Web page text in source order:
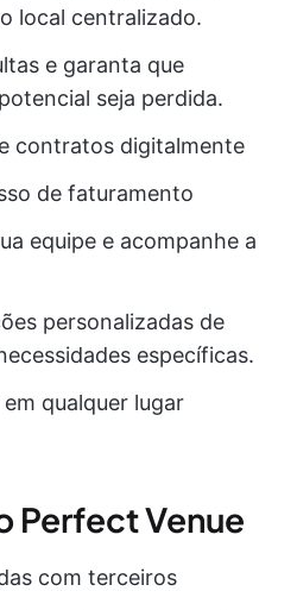
local centralizado.
e garanta que
seja perdida.
contratos digitalmente
de faturamento
equipe e acompanhe a
personalizadas de
específicas.
qualquer lugar
Perfect Venue
com terceiros